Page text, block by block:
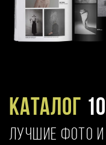
Каталог
ЛУЧШИЕ ФОТО